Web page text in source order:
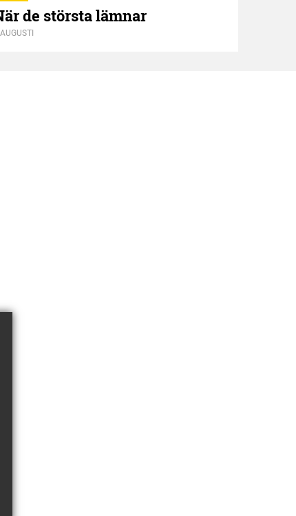
de största lämnar